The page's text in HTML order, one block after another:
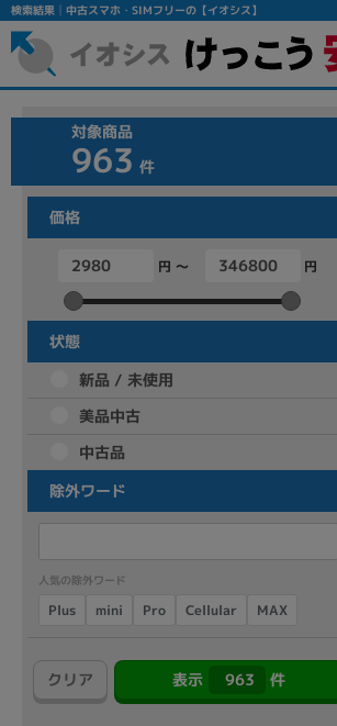
検索結果│中古スマホ・SIMフリーの【イオシス】
対象商品
963 件
価格
円 ～ 円
状態
新品 / 未使用
美品中古
中古品
除外ワード
人気の除外ワード
Plus mini Pro Cellular MAX
クリア 表示 963 件
フリーワード
除外ワード
人気の検索ワード： Let's note
シリーズ
商品シリーズ名・ブランド名の絞り込み。
aspire Inspiron
機能・特徴